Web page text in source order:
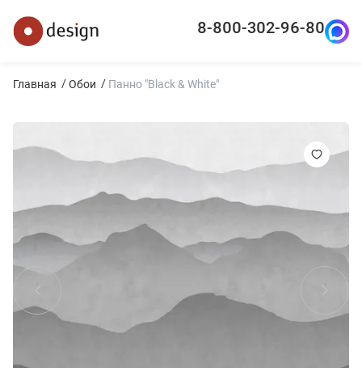
8-800-302-96-80
Главная Обои Панно "Black & White"